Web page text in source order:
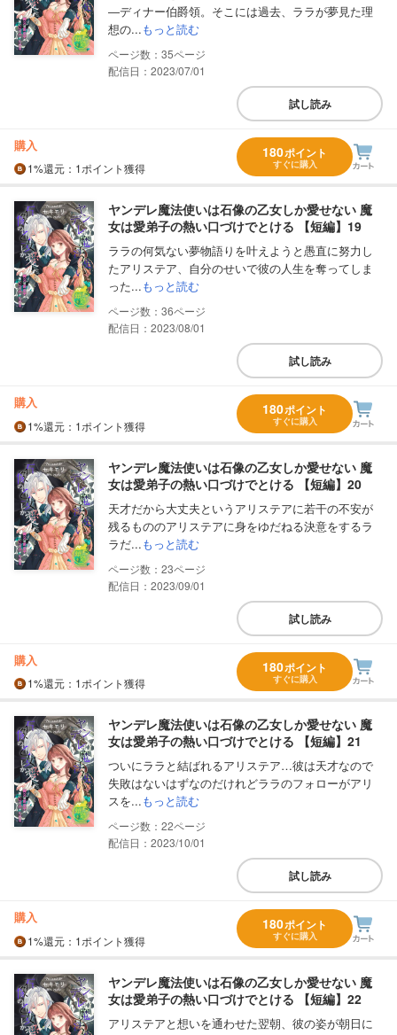
―ディナー伯爵領。そこには過去、ララが夢見た理
想の...もっと読む
35
配信日：2023/07/01
試し読み
購入
1%還元 ：1ポイント獲得
180ポイント
すぐに購入
ヤンデレ魔法使いは石像の乙女しか愛せない 魔
女は愛弟子の熱い口づけでとける 【短編】19
ララの何気ない夢物語りを叶えようと愚直に努力し
たアリステア、自分のせいで彼の人生を奪ってしま
った...もっと読む
36
配信日：2023/08/01
試し読み
購入
1%還元 ：1ポイント獲得
180ポイント
すぐに購入
ヤンデレ魔法使いは石像の乙女しか愛せない 魔
女は愛弟子の熱い口づけでとける 【短編】20
天才だから大丈夫というアリステアに若干の不安が
残るもののアリステアに身をゆだねる決意をするラ
ラだ...もっと読む
23
配信日：2023/09/01
試し読み
購入
1%還元 ：1ポイント獲得
180ポイント
すぐに購入
ヤンデレ魔法使いは石像の乙女しか愛せない 魔
女は愛弟子の熱い口づけでとける 【短編】21
ついにララと結ばれるアリステア…彼は天才なので
失敗はないはずなのだけれどララのフォローがアリ
スを...もっと読む
22
配信日：2023/10/01
試し読み
購入
1%還元 ：1ポイント獲得
180ポイント
すぐに購入
ヤンデレ魔法使いは石像の乙女しか愛せない 魔
女は愛弟子の熱い口づけでとける 【短編】22
アリステアと想いを通わせた翌朝、彼の姿が朝日に